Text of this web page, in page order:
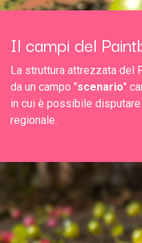
Il campi del
La struttura attrezzata del
da un campo "scenario"
in cui è possibile
regionale.